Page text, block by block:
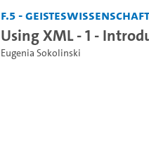
F.5 -
Using XML - 1 -
Eugenia Sokolinski